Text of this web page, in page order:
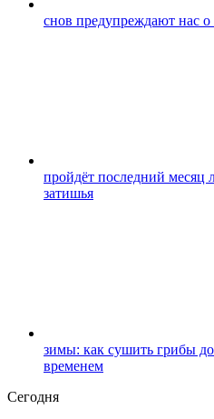
снов предупреждают нас о
пройдёт последний месяц
затишья
зимы: как сушить грибы
временем
Сегодня